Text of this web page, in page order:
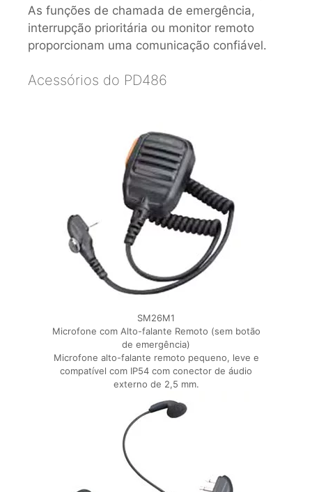
As funções de chamada de emergência,
interrupção prioritária ou monitor remoto
proporcionam uma comunicação confiável.
Acessórios do PD486
SM26M1
Microfone com Alto-falante Remoto (sem botão
de emergência)
Microfone alto-falante remoto pequeno, leve e
compatível com IP54 com conector de áudio
externo de 2,5 mm.